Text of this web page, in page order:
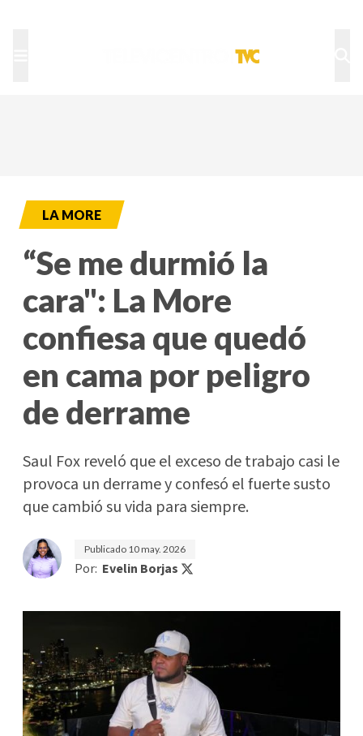
LA MORE
“Se me durmió la
cara": La More
confiesa que quedó
en cama por peligro
de derrame
Saul Fox reveló que el exceso de trabajo casi le
provoca un derrame y confesó el fuerte susto
que cambió su vida para siempre.
Publicado 10 may. 2026
Por: Evelin Borjas